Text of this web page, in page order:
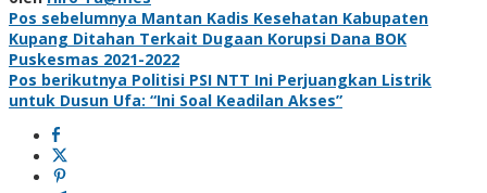
Navigasi
pos
Pos sebelumnya Mantan Kadis Kesehatan Kabupaten
Kupang Ditahan Terkait Dugaan Korupsi Dana BOK
Puskesmas 2021-2022
Pos berikutnya Politisi PSI NTT Ini Perjuangkan Listrik
untuk Dusun Ufa: “Ini Soal Keadilan Akses”